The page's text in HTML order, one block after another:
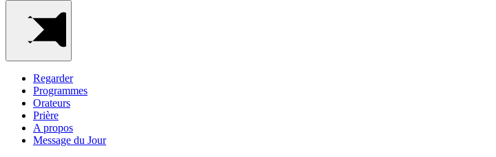
Regarder
Programmes
Orateurs
Prière
A propos
Message du Jour